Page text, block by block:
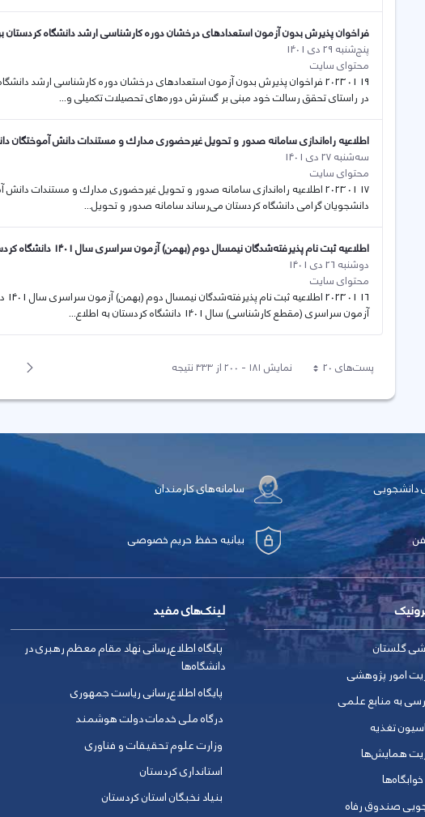
فراخوان پذیرش بدون آزمون استعدادهای درخشان دوره کارشناسی ارشد دانشگاه کردستان برای
پنج‌شنبه 29 دی 1401
محتوای سایت
در راستای تحقق رسالت خود مبنی بر گسترش دوره‌های تحصیلات تکمیلی و...
اطلاعیه راه‌اندازی سامانه صدور و تحویل غيرحضوری مدارك و مستندات دانش آموختگان
سه‌شنبه 27 دی 1401
محتوای سایت
17 01 2023 اطلاعیه راه‌اندازی سامانه صدور و تحویل غيرحضوری مدارك و مستندات
دانشجویان گرامی دانشگاه کردستان می‌رساند سامانه صدور و تحویل...
اطلاعیه ثبت نام پذیرفته‌شدگان نیمسال دوم (بهمن) آزمون سراسری سال 1401 دانشگاه کردستان
دوشنبه 26 دی 1401
محتوای سایت
آزمون سراسری (مقطع کارشناسی) سال 1401 دانشگاه کردستان به اطلاع...
پست‌‌های 20هر صفحه نمایش ۱۸۱ - ۲۰۰ از ۳۳۳ نتیجه پیغام
قبلی
دانشجویی سامانه‌های کارمندان
بیانیه حفظ حریم خصوصی
گلستان
امور پژوهشی
به منابع علمی
تغذیه
همایش‌ها
صندوق رفاه
لینک‌های مفید
پایگاه اطلاع‌رسانی نهاد مقام معظم رهبری در
دانشگاه‌ها
پایگاه اطلاع‌رسانی ریاست جمهوری
درگاه ملی خدمات دولت هوشمند
وزارت علوم تحقیقات و فناوری
استانداری کردستان
بنیاد نخبگان استان کردستان